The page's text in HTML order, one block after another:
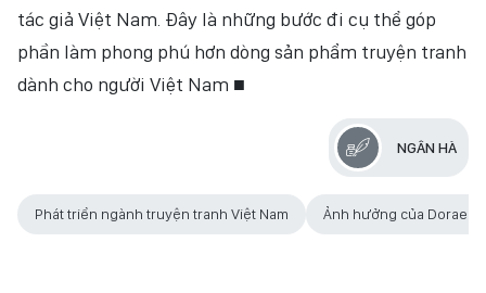
tác giả Việt Nam. Đây là những bước đi cụ thể góp
phần làm phong phú hơn dòng sản phẩm truyện tranh
dành cho người Việt Nam ■
NGÂN HÀ
Phát triển ngành truyện tranh Việt Nam Ảnh hưởng của